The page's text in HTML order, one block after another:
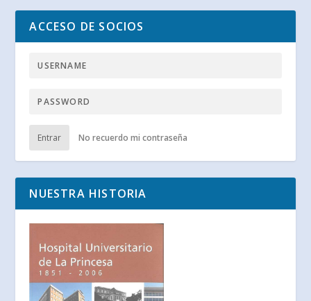
ACCESO DE SOCIOS
Entrar No recuerdo mi contraseña
NUESTRA HISTORIA